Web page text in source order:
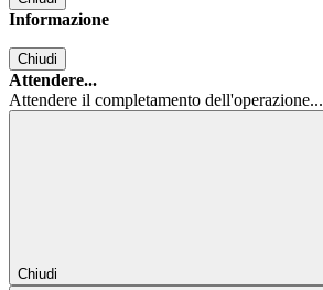
Informazione
Chiudi
Attendere...
Attendere il completamento dell'operazione...
Chiudi